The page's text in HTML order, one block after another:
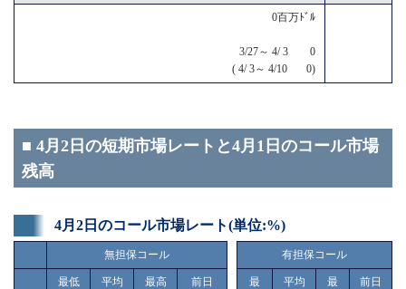
0百万ﾄﾞﾙ
3/27～ 4/ 3 0
( 4/ 3～ 4/10 0)
■ 4月2日の短期市場レートと4月1日のコール市場
残高
4月2日のコール市場レート(単位:%)
無担保コール
最低 平均 最高
前日
有担保コール
最
平均
最
前日